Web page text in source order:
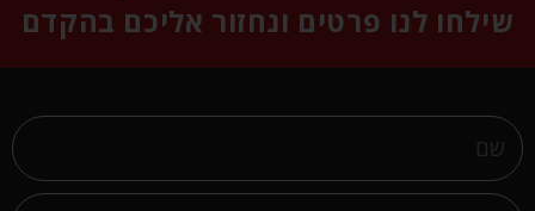
שילחו לנו פרטים ונחזור אליכם בהקדם